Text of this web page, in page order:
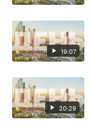
19:07
20:29